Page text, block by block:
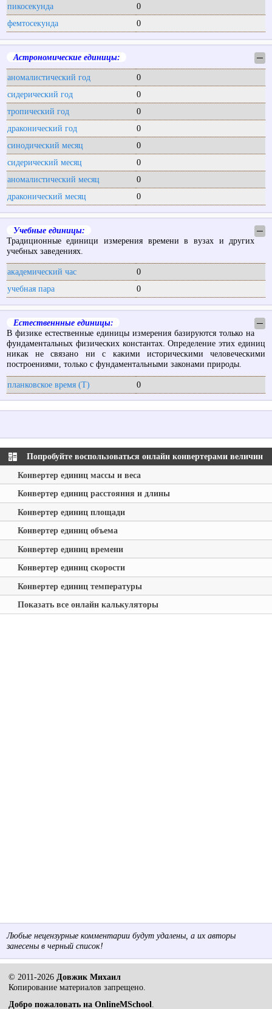
пикосекунда
0
фемтосекунда
0
Астрономические единицы: ─
аномалистический год
0
сидерический год
0
тропический год
0
драконический год
0
синодический месяц
0
сидерический месяц
0
аномалистический месяц
0
драконический месяц
0
Учебные единицы:
─
Традиционные единици измерения времени в вузах и других
учебных заведениях.
академический час
0
учебная пара
0
Естественнные единицы:
─
В физике естественные единицы измерения базируются только на
фундаментальных физических константах. Определение этих единиц
никак не связано ни с какими историческими человеческими
построениями, только с фундаментальными законами природы.
планковское время (T) 0
Попробуйте воспользоваться онлайн конвертерами величин
Конвертер единиц массы и веса
Конвертер единиц расстояния и длины
Конвертер единиц площади
Конвертер единиц объема
Конвертер единиц времени
Конвертер единиц скорости
Конвертер единиц температуры
Показать все онлайн калькуляторы
Любые нецензурные комментарии будут удалены, а их авторы
занесены в черный список!
© 2011-2026 Довжик Михаил
Копирование материалов запрещено.
Добро пожаловать на OnlineMSchool